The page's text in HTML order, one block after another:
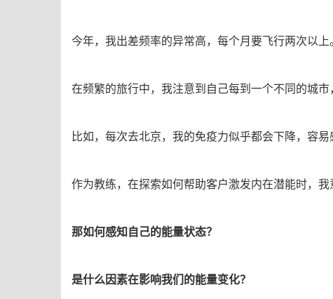
今年，我出差频率的异常高，每个月要飞行两次以上。
在频繁的旅行中，我注意到自己每到一个不同的城市
比如，每次去北京，我的免疫力似乎都会下降，容
作为教练，在探索如何帮助客户激发内在潜能时，
那如何感知自己的能量状态？
是什么因素在影响我们的能量变化？